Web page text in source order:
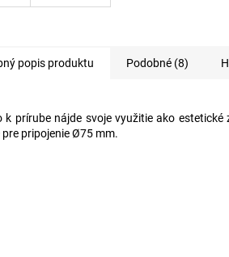
popis produktu Podobné (8)
k prírube nájde svoje využitie ako
pre pripojenie Ø75 mm.